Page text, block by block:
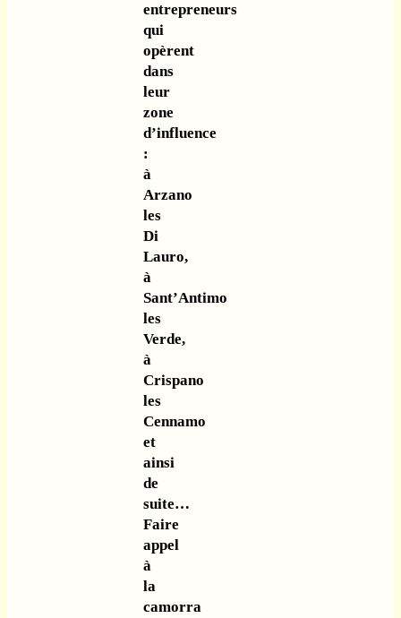
entrepreneurs
qui
opèrent
dans
leur
zone
d’influence
:
à
Arzano
les
Di
Lauro,
à
Sant’Antimo
les
Verde,
à
Crispano
les
Cennamo
et
ainsi
de
suite…
Faire
appel
à
la
camorra